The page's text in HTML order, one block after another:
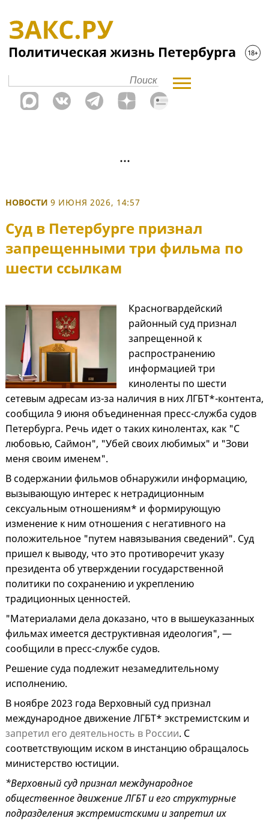
НОВОСТИ 9 ИЮНЯ 2026, 14:57
Суд в Петербурге признал
запрещенными три фильма по
шести ссылкам
Красногвардейский
районный суд признал
запрещенной к
распространению
информацией три
киноленты по шести
сетевым адресам из-за наличия в них ЛГБТ*-контента,
сообщила 9 июня объединенная пресс-служба судов
Петербурга. Речь идет о таких кинолентах, как "С
любовью, Саймон", "Убей своих любимых" и "Зови
меня своим именем".
В содержании фильмов обнаружили информацию,
вызывающую интерес к нетрадиционным
сексуальным отношениям* и формирующую
изменение к ним отношения с негативного на
положительное "путем навязывания сведений". Суд
пришел к выводу, что это противоречит указу
президента об утверждении государственной
политики по сохранению и укреплению
традиционных ценностей.
"Материалами дела доказано, что в вышеуказанных
фильмах имеется деструктивная идеология", —
сообщили в пресс-службе судов.
Решение суда подлежит незамедлительному
исполнению.
В ноябре 2023 года Верховный суд признал
международное движение ЛГБТ* экстремистским и
запретил его деятельность в России. С
соответствующим иском в инстанцию обращалось
министерство юстиции.
*Верховный суд признал международное
общественное движение ЛГБТ и его структурные
подразделения экстремистскими и запретил их